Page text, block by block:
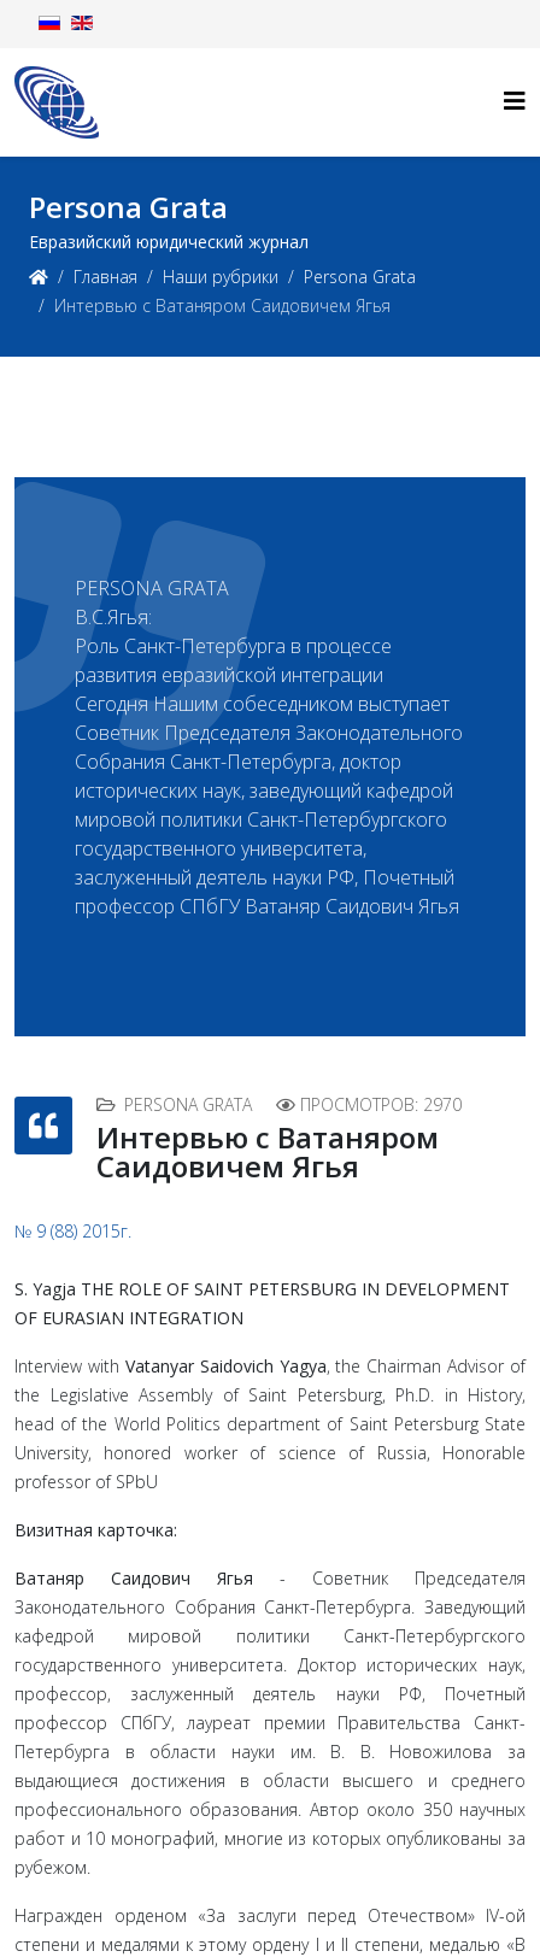
Persona Grata
Евразийский юридический журнал
Главная
Наши рубрики
Persona Grata
Интервью с Ватаняром Саидовичем Ягья
PERSONA GRATA
В. С. Ягья:
Роль Санкт-Петербурга в процессе
развития евразийской интеграции
Сегодня Нашим собеседником выступает
Советник Председателя Законодательного
Собрания Санкт-Петербурга, доктор
исторических наук, заведующий кафедрой
мировой политики Санкт-Петербургского
государственного университета,
заслуженный деятель науки РФ, Почетный
профессор СПбГУ Ватаняр Саидович Ягья
PERSONA GRATA ПРОСМОТРОВ: 2970
Интервью с Ватаняром
Саидовичем Ягья
№ 9 (88) 2015г.
S. Yagja THE ROLE OF SAINT PETERSBURG IN DEVELOPMENT
OF EURASIAN INTEGRATION
Interview with Vatanyar Saidovich Yagya, the Chairman Advisor of
the Legislative Assembly of Saint Petersburg, Ph.D. in History,
head of the World Politics department of Saint Petersburg State
University, honored worker of science of Russia, Honorable
professor of SPbU
Визитная карточка:
Ватаняр Саидович Ягья - Советник Председателя
Законодательного Собрания Санкт-Петербурга. Заведующий
кафедрой мировой политики Санкт-Петербургского
государственного университета. Доктор исторических наук,
профессор, заслуженный деятель науки РФ, Почетный
профессор СПбГУ, лауреат премии Правительства Санкт-
Петербурга в области науки им. В. В. Новожилова за
выдающи­еся достижения в области высшего и среднего
профессионального образования. Автор около 350 научных
работ и 10 монографий, многие из которых опубликованы за
рубежом.
Награжден орденом «За заслуги перед Отечеством» IV-ой
степени и медалями к этому ордену I и II степени, медалью «В